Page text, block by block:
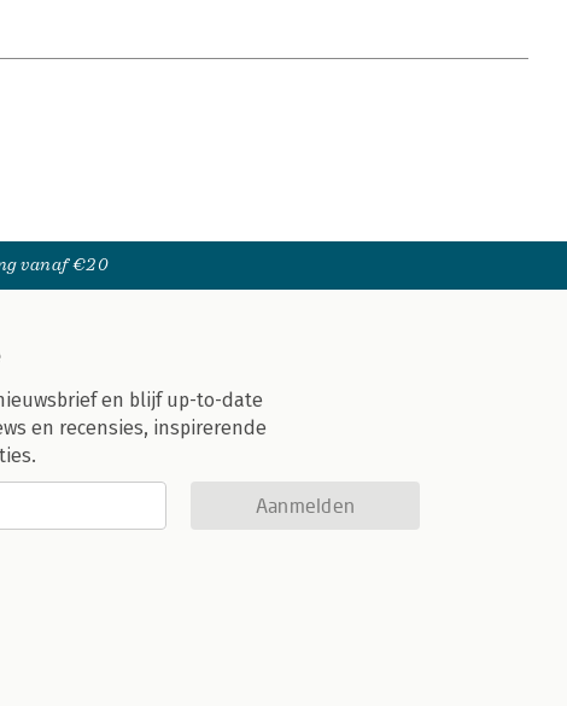
vanaf €20
en blijf up-to-date
en recensies, inspirerende
Aanmelden